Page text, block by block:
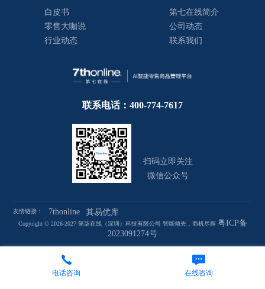
白皮书
零售大咖说
行业动态
第七在线简介
公司动态
联系我们
联系电话：400-774-7617
扫码立即关注
微信公众号
友情链接： 7thonline 其易优库
Copyright © 2026-2027 第柒在线（深圳）科技有限公司 智能领先，商机尽握 粤ICP备
2023091274号
电话咨询 在线咨询